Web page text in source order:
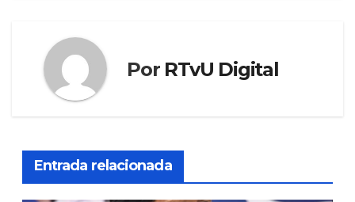
Por RTvU Digital
Entrada relacionada